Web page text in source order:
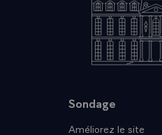
quasi consensus, il y a la
modalités d'application -,
le Parlement européen, le
Bien entendu, sur ce
cela transparaissait dans tous
ces problèmes, de les
forte sur la nécessité de
Sondage
Améliorez le site